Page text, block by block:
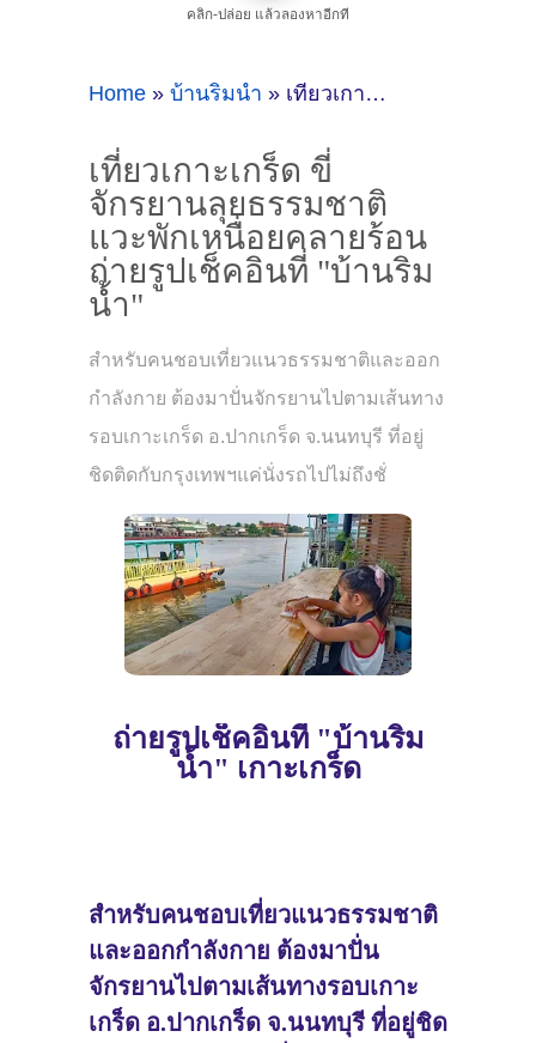
คลิก-ปล่อย แล้วลองหาอีกที
Home » บ้านริมน้ำ » เที่ยวเกาะเกร็ด ขี่จักรยานลุยธรรมชาติ แวะพักเหนื่อยคลายร้อน ถ่ายรูปเช็คอินที่ "บ้านริมน้ำ"
เที่ยวเกาะเกร็ด ขี่
จักรยานลุยธรรมชาติ
แวะพักเหนื่อยคลายร้อน
ถ่ายรูปเช็คอินที่ "บ้านริม
น้ำ"
สำหรับคนชอบเที่ยวแนวธรรมชาติและออก
กำลังกาย ต้องมาปั่นจักรยานไปตามเส้นทาง
รอบเกาะเกร็ด อ.ปากเกร็ด จ.นนทบุรี ที่อยู่
ชิดติดกับกรุงเทพฯแค่นั่งรถไปไม่ถึงชั่
ถ่ายรูปเช็คอินที่ "บ้านริม
น้ำ" เกาะเกร็ด
สำหรับคนชอบเที่ยวแนวธรรมชาติ
และออกกำลังกาย ต้องมาปั่น
จักรยานไปตามเส้นทางรอบเกาะ
เกร็ด อ.ปากเกร็ด จ.นนทบุรี ที่อยู่ชิด